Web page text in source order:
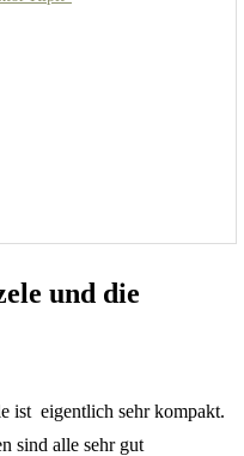
und die
ist eigentlich sehr kompakt.
sind alle sehr gut